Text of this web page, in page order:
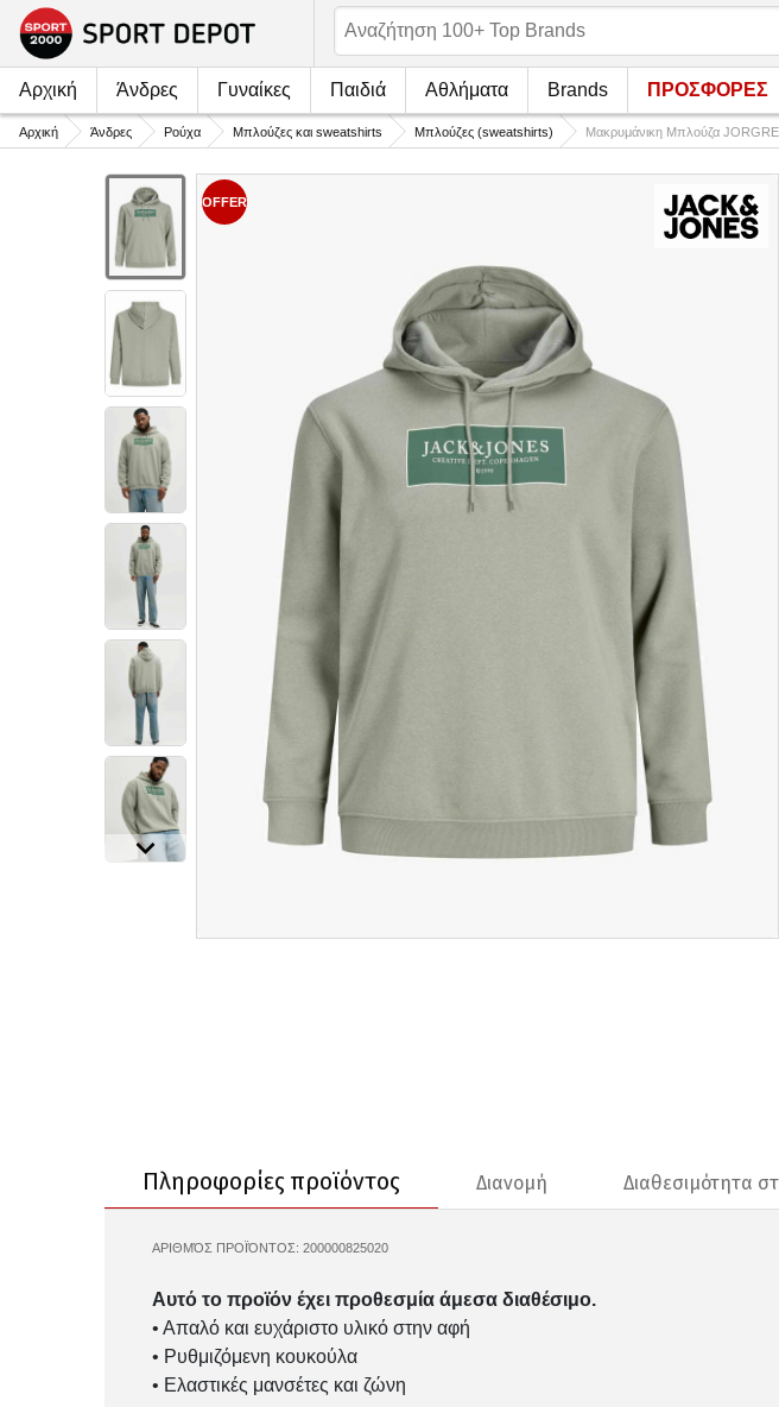
Αρχική Άνδρες Γυναίκες Παιδιά Αθλήματα Brands ΠΡΟΣΦΟΡΕΣ
Αρχική Άνδρες Ρούχα Μπλούζες και sweatshirts Μπλούζες (sweatshirts) Μακρυμάνικη Μπλούζα
OFFER
Πληροφορίες προϊόντος Διανομή Διαθεσιμότητα
ΑΡΙΘΜΌΣ ΠΡΟΪΌΝΤΟΣ: 200000825020
Αυτό το προϊόν έχει προθεσμία άμεσα διαθέσιμο.
• Απαλό και ευχάριστο υλικό στην αφή
• Ρυθμιζόμενη κουκούλα
• Ελαστικές μανσέτες και ζώνη